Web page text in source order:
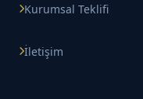
Kurumsal Teklifi
İletişim